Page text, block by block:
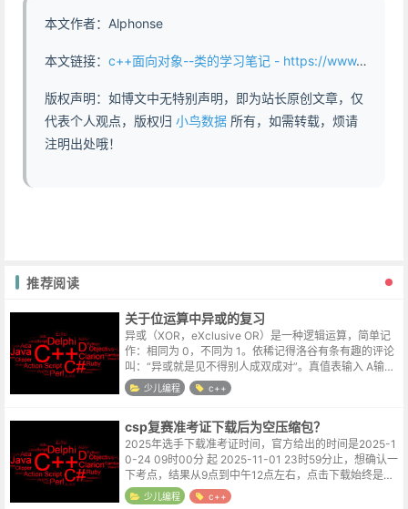
本文作者：Alphonse
本文链接： c++面向对象--类的学习笔记 - https://www.abddb.com/Learning_notes_on_Cpp_classes.html
版权声明：如博文中无特别声明，即为站长原创文章，仅
代表个人观点，版权归 小鸟数据 所有，如需转载，烦请
注明出处哦！
推荐阅读
关于位运算中异或的复习
异或（XOR，eXclusive OR）是一种逻辑运算，简单记
作：相同为 0，不同为 1。依稀记得洛谷有条有趣的评论
叫：“异或就是见不得别人成双成对”。真值表输入 A输入
B输出 (A XOR B)000011101110 常见用途开...
少儿编程 c++
csp复赛准考证下载后为空压缩包？
2025年选手下载准考证时间，官方给出的时间是2025-1
0-24 09时00分 起 2025-11-01 23时59分止，想确认一
下考点，结果从9点到中午12点左右，点击下载始终是一
个空压缩包，直接打了noi官网底部的联系电话。接电...
少儿编程 c++